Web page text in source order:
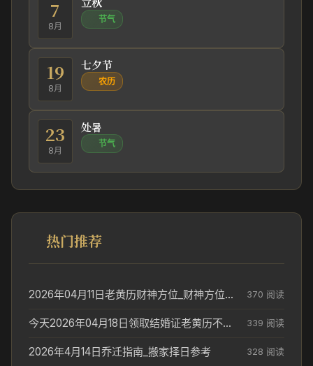
7
8月
节气
19
8月
七夕节
农历
23
8月
处暑
节气
热门推荐
2026年04月11日老黄历财神方位_财神方位与供奉讲究 370 阅读
今天2026年04月18日领取结婚证老黄历不适合吗_领证日期参考 339 阅读
2026年4月14日乔迁指南_搬家择日参考 328 阅读